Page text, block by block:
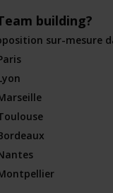
building?
sur-mesure